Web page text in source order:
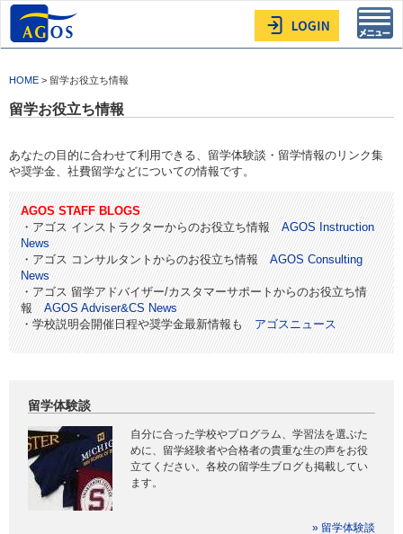
HOME > 留学お役立ち情報
留学お役立ち情報
あなたの目的に合わせて利用できる、留学体験談・留学情報のリンク集
や奨学金、社費留学などについての情報です。
AGOS STAFF BLOGS
・アゴス インストラクターからのお役立ち情報 AGOS Instruction
News
・アゴス コンサルタントからのお役立ち情報 AGOS Consulting
News
・アゴス 留学アドバイザー/カスタマーサポートからのお役立ち情
報 AGOS Adviser&CS News
・学校説明会開催日程や奨学金最新情報も アゴスニュース
留学体験談
自分に合った学校やプログラム、学習法を選ぶた
めに、留学経験者や合格者の貴重な生の声をお役
立てください。各校の留学生ブログも掲載してい
ます。
» 留学体験談